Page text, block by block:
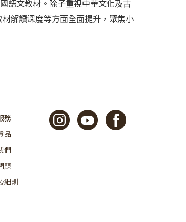
語文教材。除子重視中華文化及古
解讀深度等方面全面提升，聚焦小
務
品
們
題
細則